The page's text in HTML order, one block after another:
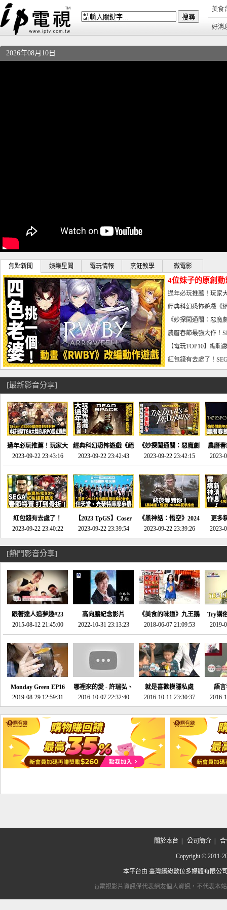
美食
好消
2026年08月10日
焦點新聞 娛樂星聞 電玩情報 烹飪教學 微電影
4位妹子的原創
曝光_電玩宅速配
過年必玩推薦！玩家
宅速配20230126
經典科幻恐怖遊戲《
懼體驗-電玩宅速配
《妙探闖通關：惡
到!!-電玩宅速配
農曆春節最強大作！
電玩宅速配20230123
【電玩TOP10】編
了，封面圖直接雷你
紅包錢有去處了！
宅速配20230119
[最新影音分享]
過年必玩推薦！玩家大
推的JRPG神作《神之
天平》介紹！-電玩宅
速配20230126
2023-09-22 23:43:16
經典科幻恐怖遊戲《絕
命異次元 重製版》重
回「石村號」的恐懼體
驗-電玩宅速配
20230125
2023-09-22 23:42:43
《妙探闖通關：惡魔劇
場》將推出「重製
版」!!!今年就能玩到!!-
電玩宅速配20230124
2023-09-22 23:42:15
農曆
SE社
動作角
電玩宅
2023-
紅包錢有去處了！
SEGA春節特賣 超過85
款遊戲打到骨折-電玩
宅速配20230119
2023-09-22 23:40:22
【2023 TpGS】Coser
和Show Girl搶先看！
直擊展前記者會-電玩
2023-09-22 23:39:54
《黑神話：悟空》2024
年夏季推出！確定不會
延期齁？-電玩宅速配
2023-09-22 23:39:26
更多
《來
金鄉
2023-
[熱門影音分享]
跟著達人追夢趣#23
promo-我想開間咖啡
館(謝佳凌)
2015-08-12 21:45:00
高向鵬紀念影片
2022-10-31 23:13:23
《美食的味道》九王鵝
肉
2018-06-07 21:09:53
Try講
2019-
Monday Green EP16
超意外~環保原來可以
邊玩邊做！
2019-08-29 12:59:31
哪裡來的愛 - 許瑞弘、
李其芬
2016-10-07 22:32:40
就是喜歡摸隱私處
2016-10-11 23:30:37
語
2016-
關於本台 公司簡介| 合
Copyright © 2011-
本平台由 臺灣繽紛數位多媒體有限公
ip電視影片資訊僅代表網友個人資訊，不代表本